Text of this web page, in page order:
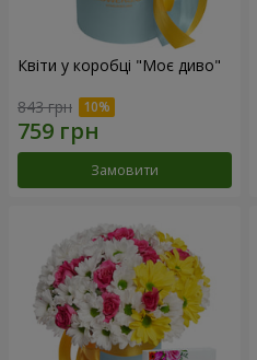
Квіти у коробці "Моє диво"
843 грн
Замовити